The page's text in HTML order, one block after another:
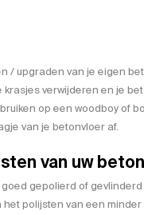
/ upgraden van je eigen
krasjes verwijderen en je
op een woodboy of
van je betonvloer af.
van uw
gepolierd of
polijsten van een